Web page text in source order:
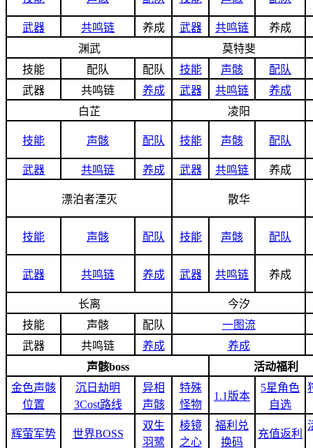
武器 共鸣链 养成 武器 共鸣链
养成
渊武
莫特斐
技能
配队 配队 技能 声骸
配队
武器
共鸣链 养成 武器 共鸣链
养成
白芷
凌阳
技能 声骸 配队 技能 声骸 配队
武器 共鸣链 养成 武器 共鸣链 养成
漂泊者湮灭 散华
技能 声骸 配队 技能 声骸 配队
武器 共鸣链 养成 武器 共鸣链 养成
长离
今汐
技能
声骸 配队
一图流
武器
共鸣链 养成
养成
声骸boss
活动福利
金色声骸
位置
沉日劫明
3Cost路线
异相
声骸
特殊
怪物
1.1版本
5星角色
自选
辉萤军势 世界BOSS
双生
羽鹭
棱镜
之心
福利兑
换码
充值返利